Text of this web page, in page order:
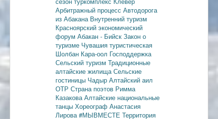
Арбитражный процесс Автодорога
из Абакана Внутренний туризм
Красноярский экономический
форум Абакан - Бийск Закон о
туризме Чувашия туристическая
Шолбан Кара-оол Господдержка
Сельский туризм Традиционные
алтайские жилища Сельские
гостиницы Чадыр Алтайский аил
ОТР Страна поэтов Римма
Казакова Алтайские национальные
танцы Хореограф Анастасия
Лирова #МЫВМЕСТЕ Территория